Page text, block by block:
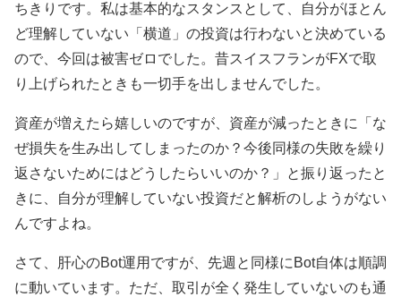
ちきりです。私は基本的なスタンスとして、自分がほとん
ど理解していない「横道」の投資は行わないと決めている
ので、今回は被害ゼロでした。昔スイスフランがFXで取
り上げられたときも一切手を出しませんでした。
資産が増えたら嬉しいのですが、資産が減ったときに「な
ぜ損失を生み出してしまったのか？今後同様の失敗を繰り
返さないためにはどうしたらいいのか？」と振り返ったと
きに、自分が理解していない投資だと解析のしようがない
んですよね。
さて、肝心のBot運用ですが、先週と同様にBot自体は順調
に動いています。ただ、取引が全く発生していないのも通